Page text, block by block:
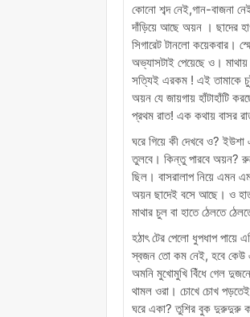
কোনো শব্দ নেই,গান-বাজনা
দাঁড়িয়ে আছে অয়ন । ছাদের
সিগারেট টানলো কয়েকবার।
অভ্যাসটাই পেয়েছে ও।
সত্যিই এরকম ! এই তামাকে
অয়ন যে জায়গায় হাঁটাহাঁটি
প্রথম রাত! এক কথায় বাসর
ঘরে গিয়ে কী দেখবে ও?
তুলবে। কিন্তু পারবে অয়ন?
ছিল। বাসরালাপ নিয়ে এমন
অয়ন ছাদেই বসে আছে। ও
মাথার চুল বা হাতে ঠেলতে
হঠাৎ টের পেলো ধুপধাপ
স্বজন তো কম নেই, হবে কেউ
অমনি মুখোমুখি বিঁধে গেল
থামল ওরা। চোখে চোখ
ঘরে একা? তুশির বুক দুরুদুরু